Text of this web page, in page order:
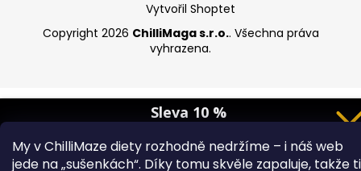
My v ChilliMaze diety rozhodně nedržíme – i náš web
jede na „sušenkách“. Díky tomu skvěle zapaluje, takže ti
Vytvořil Shoptet
Copyright 2026 ChilliMaga s.r.o.. Všechna práva
vyhrazena.
Sleva 10 %
Přihlas se o slevu.
Zadej svůj e-mail
a 10% sleva naprvní nákup je tvoje.